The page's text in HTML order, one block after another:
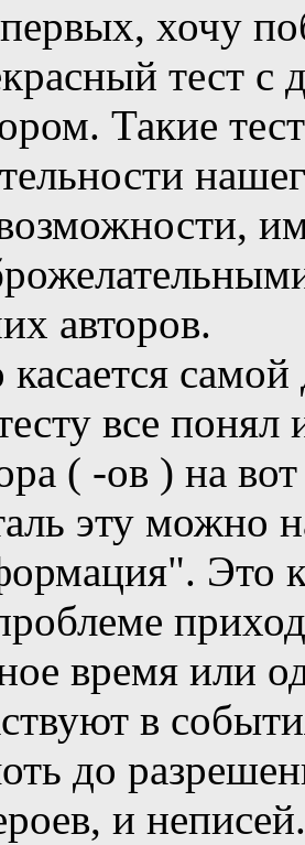
хочу
тест с
Такие
авторов.
касается
все понял
( -ов ) на
эту можно
Это
время или
в
до
и неписей.